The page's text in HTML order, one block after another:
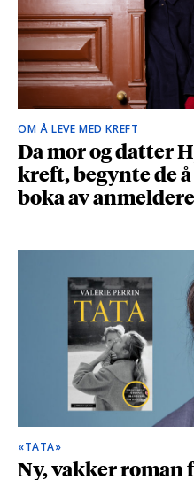
OM Å LEVE MED KREFT
Da mor og datter
kreft, begynte de
boka av anmeldere
«TATA»
Ny, vakker roman